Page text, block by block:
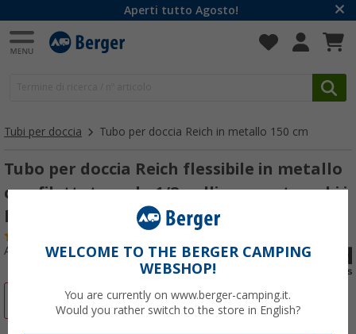
Aperti tutto Agosto!
Tubi per doccia Tubo per doccia Reich in metallo 150 cm
Tubo per doccia Reich flessibile in metallo
con filettatura da 1/2 pollice su entrambi i
lati 150 cm
Articolo n: 136770
WELCOME TO THE BERGER CAMPING
WEBSHOP!
You are currently on www.berger-camping.it.
Would you rather switch to the store in English?